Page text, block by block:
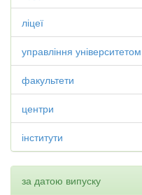
ліцеї
управління університетом
факультети
центри
інститути
за датою випуску